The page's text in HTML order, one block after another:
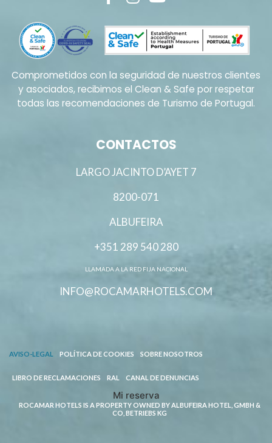
Comprometidos con la seguridad de nuestros clientes
y asociados, recibimos el Clean & Safe por respetar
todas las recomendaciones de Turismo de Portugal.
CONTACTOS
LARGO JACINTO D’AYET 7
8200-071
ALBUFEIRA
+351 289 540 280
LLAMADA A LA RED FIJA NACIONAL
INFO@ROCAMARHOTELS.COM
AVISO-LEGAL POLÍTICA DE COOKIES SOBRE NOSOTROS
LIBRO DE RECLAMACIONES RAL CANAL DE DENUNCIAS
Mi reserva
ROCAMAR HOTELS IS A PROPERTY OWNED BY ALBUFEIRA HOTEL, GMBH &
CO, BETRIEBS KG